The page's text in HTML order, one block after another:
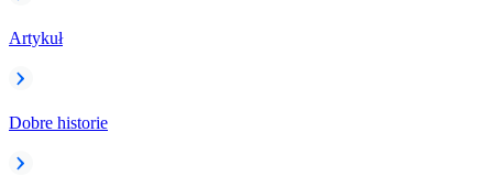
Artykuł
Dobre historie